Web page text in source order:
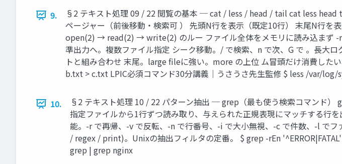
9.
§2 テキスト処理 09 / 22 閲覧の基本 ─ cat / less / head / tail cat less head
ページャー（前後移動・検索可 ） 先頭N行を表示（既定10行） 末尾N行
open(2) → read(2) → write(2) のルー ファイル全体をメモリに読み込まず -
準出力へ。複数ファイル指定 シーク移動。/ で検索、n で次、G で 。長大
トと組み合わせ 末尾。large fileに強い。more の上位 ム冒頭だけ消費した
b.txt > c.txt LPIC必須コマンド30分講義｜うさうさ先生監修 $ less /var/
10.
§2 テキスト処理 10 / 22 パターン抽出 ─ grep（最も使う検索コマンド）
指定ファイルから1行ずつ読み取り、与えられた正規表現にマッチする行
能。-r で再帰、-v で反転、-n で行番号、-i で大小無視、-c で件数、-l で
/ regex / print)。Unixの抽出フィルタの定番。 $ grep -rEn
grep | grep nginx